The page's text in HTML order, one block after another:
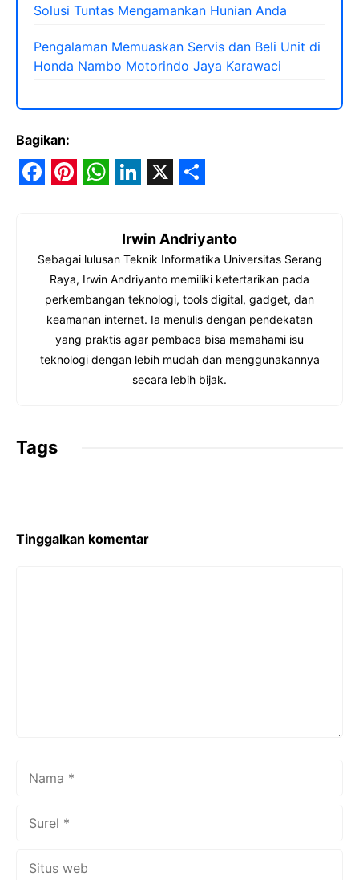
Solusi Tuntas Mengamankan Hunian Anda
Pengalaman Memuaskan Servis dan Beli Unit di
Honda Nambo Motorindo Jaya Karawaci
Bagikan:
n
t
e
r
e
a
t
s
A
p
n
k
e
d
I
a
r
e
Irwin Andriyanto
Sebagai lulusan Teknik Informatika Universitas Serang
Raya, Irwin Andriyanto memiliki ketertarikan pada
perkembangan teknologi, tools digital, gadget, dan
keamanan internet. Ia menulis dengan pendekatan
yang praktis agar pembaca bisa memahami isu
teknologi dengan lebih mudah dan menggunakannya
secara lebih bijak.
Tags
Tinggalkan komentar